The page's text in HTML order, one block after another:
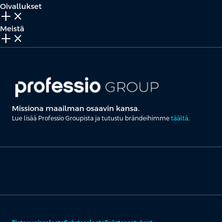
Oivallukset
add_2 close
Meistä
add_2 close
Missiona maailman osaavin kansa.
Lue lisää Professio Groupista ja tutustu brändeihimme täältä.